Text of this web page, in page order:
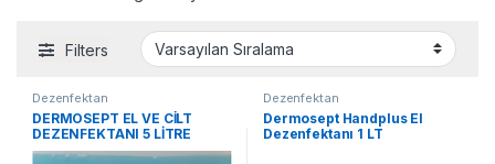
Filters
Dezenfektan
DERMOSEPT EL VE CİLT
DEZENFEKTANI 5 LİTRE
Dezenfektan
Dermosept Handplus El
Dezenfektanı 1 LT